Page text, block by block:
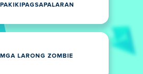
PAKIKIPAGSAPALARAN
MGA LARONG ZOMBIE